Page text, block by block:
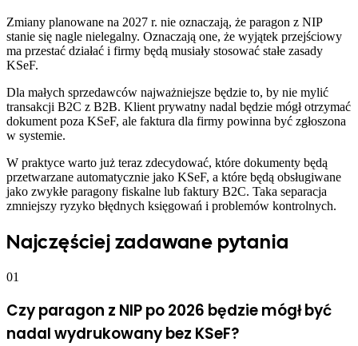
Zmiany planowane na 2027 r. nie oznaczają, że paragon z NIP
stanie się nagle nielegalny. Oznaczają one, że wyjątek przejściowy
ma przestać działać i firmy będą musiały stosować stałe zasady
KSeF.
Dla małych sprzedawców najważniejsze będzie to, by nie mylić
transakcji B2C z B2B. Klient prywatny nadal będzie mógł otrzymać
dokument poza KSeF, ale faktura dla firmy powinna być zgłoszona
w systemie.
W praktyce warto już teraz zdecydować, które dokumenty będą
przetwarzane automatycznie jako KSeF, a które będą obsługiwane
jako zwykłe paragony fiskalne lub faktury B2C. Taka separacja
zmniejszy ryzyko błędnych księgowań i problemów kontrolnych.
Najczęściej zadawane pytania
01
Czy paragon z NIP po 2026 będzie mógł być
nadal wydrukowany bez KSeF?